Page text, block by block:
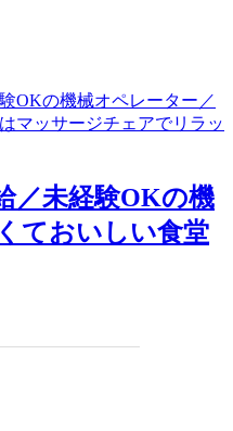
／未経験OKの機
ておいしい食堂